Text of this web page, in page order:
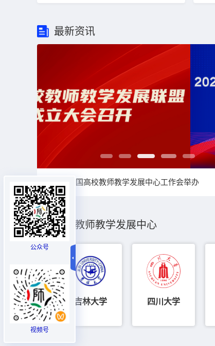
最新资讯
2025年全国高校教师教学发展中心工作会举办
高校教师教学发展中心
吉林大学 四川大学
公众号
视频号